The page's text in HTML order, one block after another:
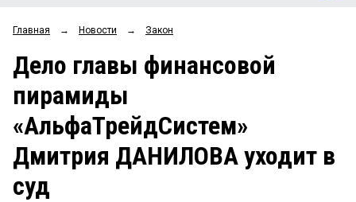
ОБЩЕСТВО
ЗАКОН
НОВОСТИ КОМПАНИЙ
СТИЛЬ ЖИЗНИ
Рейтинги
Архив
Главная → Новости → Закон
Дело главы финансовой
пирамиды
«АльфаТрейдСистем»
Дмитрия ДАНИЛОВА уходит в
суд